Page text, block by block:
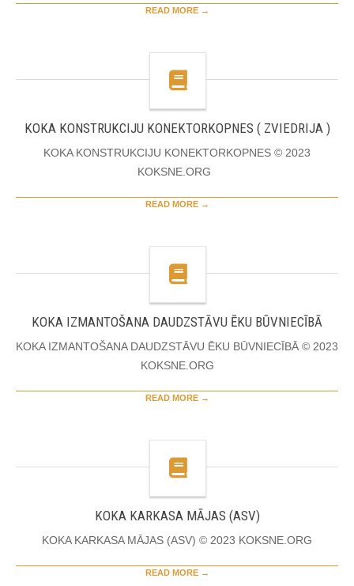
READ MORE →
KOKA KONSTRUKCIJU KONEKTORKOPNES ( ZVIEDRIJA )
KOKA KONSTRUKCIJU KONEKTORKOPNES © 2023
KOKSNE.ORG
READ MORE →
KOKA IZMANTOŠANA DAUDZSTĀVU ĒKU BŪVNIECĪBĀ
KOKA IZMANTOŠANA DAUDZSTĀVU ĒKU BŪVNIECĪBĀ © 2023
KOKSNE.ORG
READ MORE →
KOKA KARKASA MĀJAS (ASV)
KOKA KARKASA MĀJAS (ASV) © 2023 KOKSNE.ORG
READ MORE →